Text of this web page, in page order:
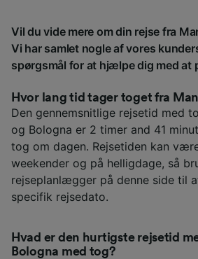
Vil du vide mere om din rejse fra
Vi har samlet nogle af vores
spørgsmål for at hjælpe dig med at
Hvor lang tid tager toget fra
Den gennemsnitlige rejsetid med
og Bologna er 2 timer and 41
tog om dagen. Rejsetiden kan
weekender og på helligdage, så
rejseplanlægger på denne side til
specifik rejsedato.
Hvad er den hurtigste rejsetid
Bologna med tog?